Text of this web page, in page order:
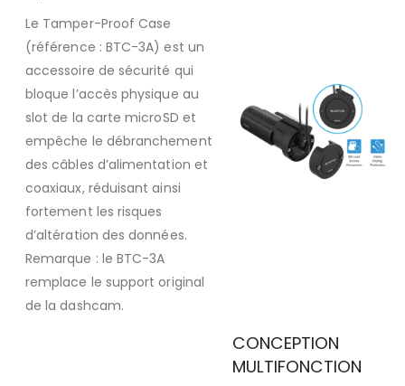
Le Tamper-Proof Case
(référence : BTC-3A) est un
accessoire de sécurité qui
bloque l’accès physique au
slot de la carte microSD et
empêche le débranchement
des câbles d’alimentation et
coaxiaux, réduisant ainsi
fortement les risques
d’altération des données.
Remarque : le BTC-3A
remplace le support original
de la dashcam.
CONCEPTION
MULTIFONCTION